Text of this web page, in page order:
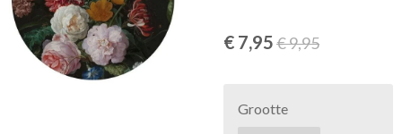
€ 7,95€ 9,95
Grootte